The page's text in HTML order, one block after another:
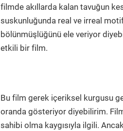
filmde akıllarda kalan tavuğun
suskunluğunda real ve irreal
bölünmüşlüğünü ele veriyor
etkili bir film.
Bu film gerek içeriksel kurgusu
oranda gösteriyor diyebilirim.
sahibi olma kaygısıyla ilgili.